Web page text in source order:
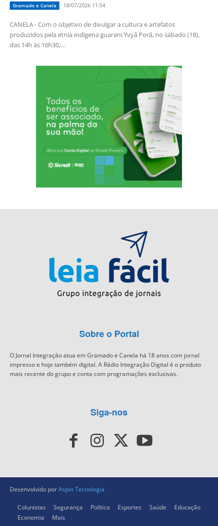
Gramado e Canela 18/07/2026 11:54
CANELA - Com o objetivo de divulgar a cultura e artefatos
produzidos pela etnia indígena guarani Yvyã Porâ, no sábado (18),
das 14h às 16h30,...
Sobre o Portal
O Jornal Integração atua em Gramado e Canela há 18 anos com jornal
impresso e hoje também digital. A Rádio Integração Digital é o produto
mais recente do grupo e conta com programações exclusivas.
Siga-nos
Desenvolvido porAspin Tecnologia
Colunistas Segurança Política Esportes Saúde
Educação
Economia
Mais